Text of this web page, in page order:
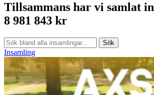
Tillsammans har vi samlat in
8 981 843 kr
Sök
Insamling